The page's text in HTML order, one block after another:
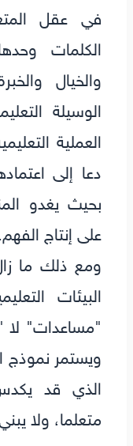
في عقل
الكلمات
والخيال
الوسيلة
العملية
دعا إلى
بحيث يغدو
على إنتاج الفهم.
ومع ذلك ما
البيئات
"مساعدات"
ويستمر نموذج
الذي قد
متعلما، ولا